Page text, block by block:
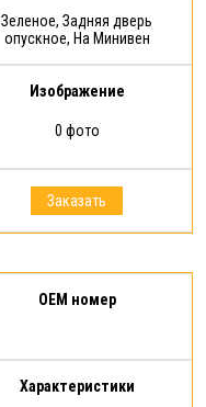
Зеленое, Задняя дверь
опускное, На Минивен
Изображение
0 фото
Заказать
OEM номер
Характеристики